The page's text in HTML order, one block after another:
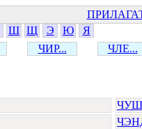
Ш Щ Э Ю
Я
ЧИР... ЧЛЕ...